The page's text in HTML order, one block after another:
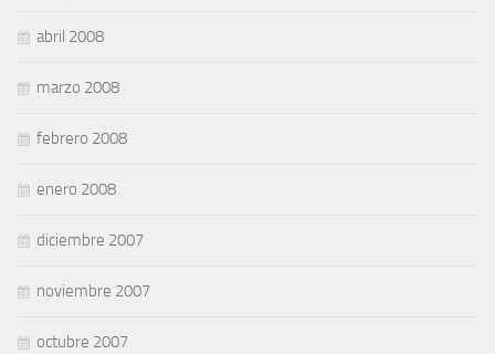
abril 2008
marzo 2008
febrero 2008
enero 2008
diciembre 2007
noviembre 2007
octubre 2007